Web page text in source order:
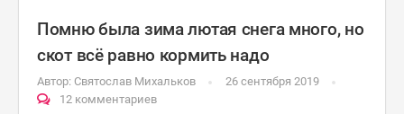
Помню была зима лютая снега много, но
скот всё равно кормить надо
Автор: Святослав Михальков
26 сентября 2019
12 комментариев